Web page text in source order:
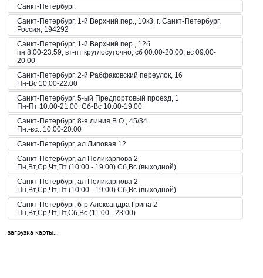
Санкт-Петербург,
Санкт-Петербург, 1-й Верхний пер., 10к3, г. Санкт-Петербург,
Россия, 194292
Санкт-Петербург, 1-й Верхний пер., 12б
пн 8:00-23:59; вт-пт круглосуточно; сб 00:00-20:00; вс 09:00-
20:00
Санкт-Петербург, 2-й Рабфаковский переулок, 16
Пн-Вс 10:00-22:00
Санкт-Петербург, 5-ый Предпортовый проезд, 1
Пн-Пт 10:00-21:00, Сб-Вс 10:00-19:00
Санкт-Петербург, 8-я линия В.О., 45/34
Пн.-вс.: 10:00-20:00
Санкт-Петербург, ал Липовая 12
Санкт-Петербург, ал Поликарпова 2
Пн,Вт,Ср,Чт,Пт (10:00 - 19:00) Сб,Вс (выходной)
Санкт-Петербург, ал Поликарпова 2
Пн,Вт,Ср,Чт,Пт (10:00 - 19:00) Сб,Вс (выходной)
Санкт-Петербург, б-р Александра Грина 2
Пн,Вт,Ср,Чт,Пт,Сб,Вс (11:00 - 23:00)
Пн,Вт,Ср,Чт,Пт,Сб,Вс (09:00 - 21:00)
загрузка карты...